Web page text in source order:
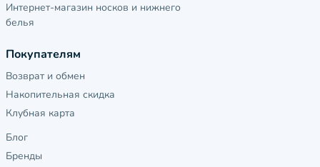
Интернет-магазин носков и нижнего
белья
Покупателям
Возврат и обмен
Накопительная скидка
Клубная карта
Блог
Бренды